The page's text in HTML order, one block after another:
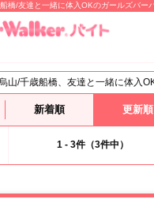
橋/友達と一緒に体入OKのガールズバ
山/千歳船橋、友達と一緒に体入
新着順 更新順
1 - 3件（3件中）